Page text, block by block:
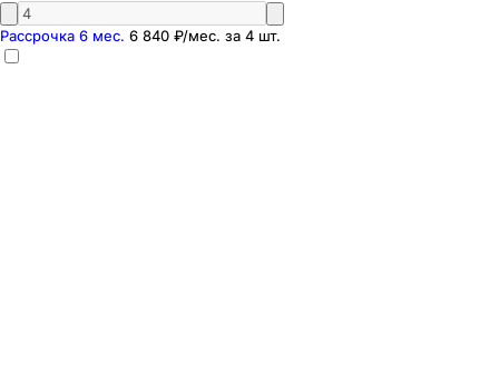
Рассрочка 6 мес. 6 840 ₽/мес. за 4 шт.